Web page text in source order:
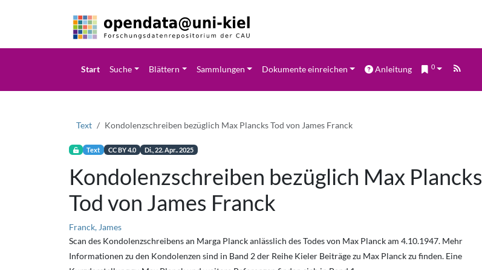
Start Suche Blättern Sammlungen Dokumente einreichen Anleitung 0
Text Kondolenzschreiben bezüglich Max Plancks Tod von James Franck
Text CC BY 4.0 Di., 22. Apr.. 2025
Kondolenzschreiben bezüglich Max Plancks
Tod von James Franck
Franck, James
Scan des Kondolenzschreibens an Marga Planck anlässlich des Todes von Max Planck am 4.10.1947. Mehr
Informationen zu den Kondolenzen sind in Band 2 der Reihe Kieler Beiträge zu Max Planck zu finden. Eine